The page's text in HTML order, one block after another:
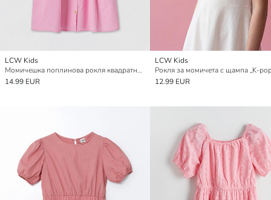
LCW Kids
Момичешка поплинова рокля квадратно деколте
14.99 EUR
LCW Kids
12.99 EUR